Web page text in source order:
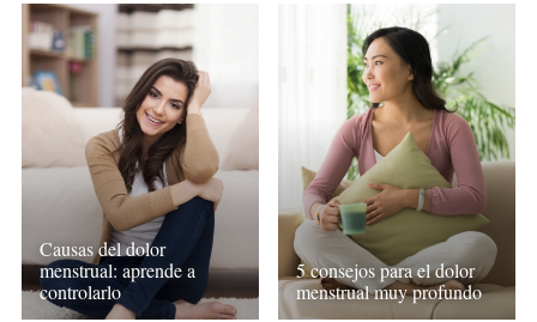
Causas del dolor
menstrual: aprende a
controlarlo
5 consejos para el dolor
menstrual muy profundo